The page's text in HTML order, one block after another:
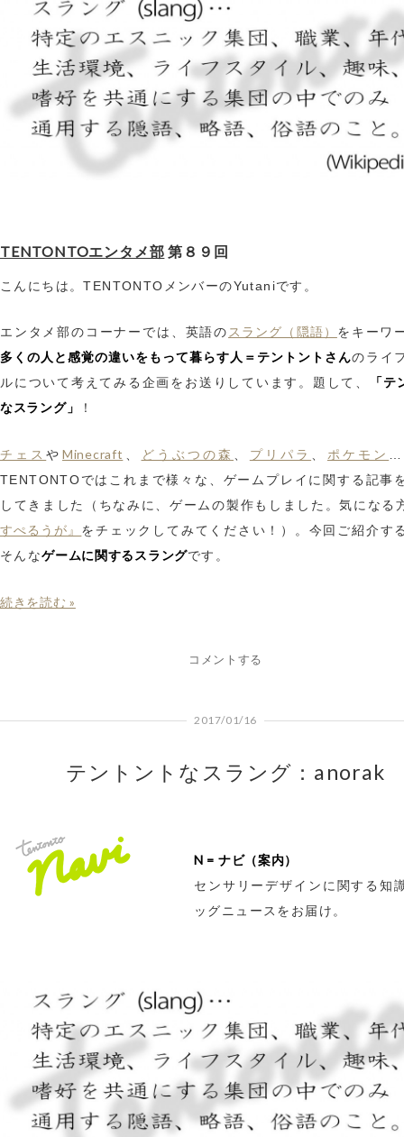
TENTONTOエンタメ部 第８９回
こんにちは。TENTONTOメンバーのYutaniです。
エンタメ部のコーナーでは、英語の スラング（隠語） をキーワ
多くの人と感覚の違いをもって暮らす人＝テントントさんのライ
ルについて考えてみる企画をお送りしています。題して、
「
なスラング」
！
チェスやMinecraft どうぶつの森 プリパラ ポケモン
TENTONTOではこれまで様々な、ゲームプレイに関する記事
してきました（ちなみに、ゲームの製作もしました。気になる
すぺるうが』 をチェックしてみてください！）。今回ご紹介す
そんなゲームに関するスラングです。
続きを読む »
コメントする
2017/01/16
テントントなスラング：anorak
N = ナビ（案内）
センサリーデザインに関する知
ッグニュースをお届け。